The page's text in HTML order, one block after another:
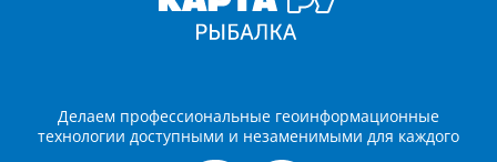
Делаем профессиональные геоинформационные
технологии доступными и незаменимыми для каждого